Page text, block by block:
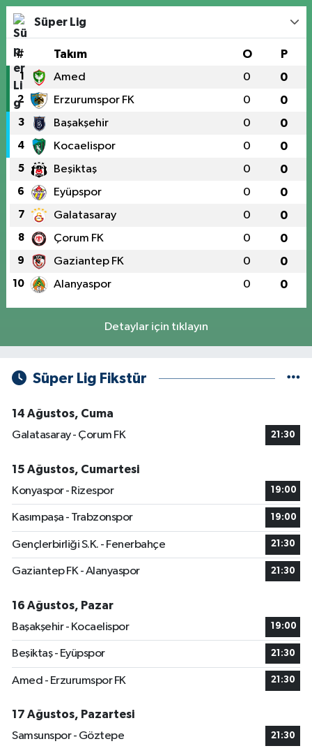
Süper Lig
# Takım O P
1 Amed 0 0
2 Erzurumspor FK 0 0
3 Başakşehir 0 0
4 Kocaelispor 0 0
5 Beşiktaş 0 0
6 Eyüpspor 0 0
7 Galatasaray 0 0
8 Çorum FK 0 0
9 Gaziantep FK 0 0
10 Alanyaspor 0 0
Detaylar için tıklayın
Süper Lig Fikstür
14 Ağustos, Cuma
Galatasaray - Çorum FK
21:30
15 Ağustos, Cumartesi
Konyaspor - Rizespor
19:00
Kasımpaşa - Trabzonspor 19:00
Gençlerbirliği S.K. - Fenerbahçe 21:30
Gaziantep FK - Alanyaspor 21:30
16 Ağustos, Pazar
Başakşehir - Kocaelispor
19:00
Beşiktaş - Eyüpspor 21:30
Amed - Erzurumspor FK 21:30
17 Ağustos, Pazartesi
Samsunspor - Göztepe
21:30